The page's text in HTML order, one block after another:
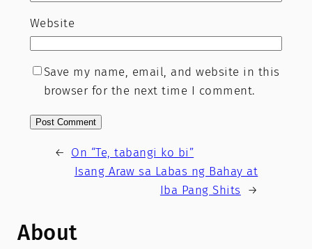
Website
Save my name, email, and website in this
browser for the next time I comment.
← On “Te, tabangi ko bi”
Isang Araw sa Labas ng Bahay at
Iba Pang Shits
→
About